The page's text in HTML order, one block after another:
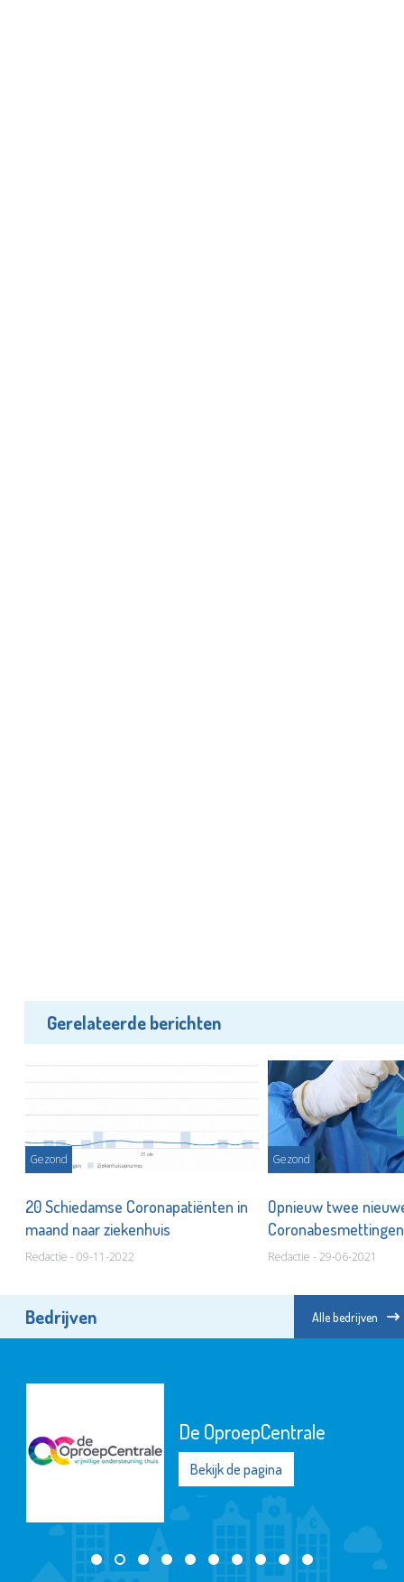
Gerelateerde berichten
Gezond
20 Schiedamse Coronapatiënten in
maand naar ziekenhuis
Redactie - 09-11-2022
Gezond
Opnieuw twee
Redactie - 29-06-2021
Bedrijven Alle bedrijven
Bekijk de pagina